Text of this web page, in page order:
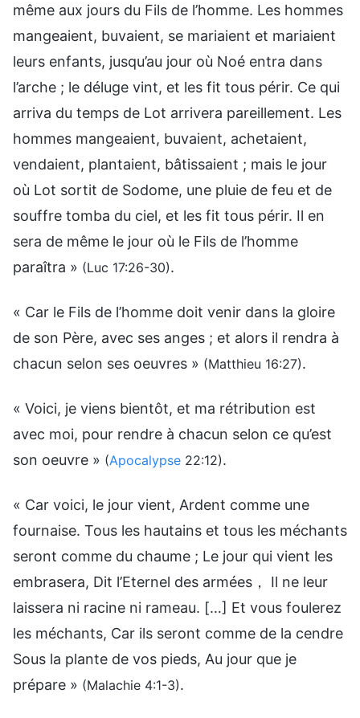
même aux jours du Fils de l’homme. Les hommes
mangeaient, buvaient, se mariaient et mariaient
leurs enfants, jusqu’au jour où Noé entra dans
l’arche ; le déluge vint, et les fit tous périr. Ce qui
arriva du temps de Lot arrivera pareillement. Les
hommes mangeaient, buvaient, achetaient,
vendaient, plantaient, bâtissaient ; mais le jour
où Lot sortit de Sodome, une pluie de feu et de
souffre tomba du ciel, et les fit tous périr. Il en
sera de même le jour où le Fils de l’homme
paraîtra » (Luc 17:26-30).
« Car le Fils de l’homme doit venir dans la gloire
de son Père, avec ses anges ; et alors il rendra à
chacun selon ses oeuvres » (Matthieu 16:27).
« Voici, je viens bientôt, et ma rétribution est
avec moi, pour rendre à chacun selon ce qu’est
son oeuvre » (Apocalypse 22:12).
« Car voici, le jour vient, Ardent comme une
fournaise. Tous les hautains et tous les méchants
seront comme du chaume ; Le jour qui vient les
embrasera, Dit l’Eternel des armées， Il ne leur
laissera ni racine ni rameau. […] Et vous foulerez
les méchants, Car ils seront comme de la cendre
Sous la plante de vos pieds, Au jour que je
prépare » (Malachie 4:1-3).